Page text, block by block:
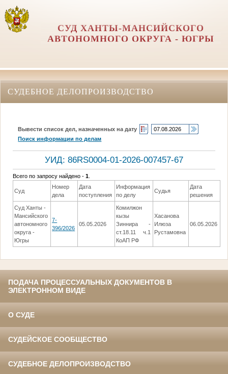
СУД ХАНТЫ-МАНСИЙСКОГО
АВТОНОМНОГО ОКРУГА - ЮГРЫ
СУДЕБНОЕ ДЕЛОПРОИЗВОДСТВО
Вывести список дел, назначенных на дату
Поиск информации по делам
УИД: 86RS0004-01-2026-007457-67
Всего по запросу найдено -1
Суд
Номер
дела
Дата
поступления
Информация
по делу
Судья
Дата
решения
Суд Ханты -
Мансийского
автономного
округа -
Югры
7-
396/2026
05.05.2026
Комилжон
кызы
Зиннира -
ст.18.11 ч.1
КоАП РФ
Хасанова
Илюза
Рустамовна
06.05.2026
ПОДАЧА ПРОЦЕССУАЛЬНЫХ ДОКУМЕНТОВ В
ЭЛЕКТРОННОМ ВИДЕ
О СУДЕ
СУДЕЙСКОЕ СООБЩЕСТВО
СУДЕБНОЕ ДЕЛОПРОИЗВОДСТВО